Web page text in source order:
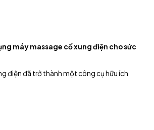
máy massage cổ xung điện cho sức
điện đã trở thành một công cụ hữu ích